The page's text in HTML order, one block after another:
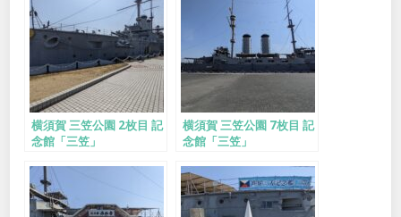
横須賀 三笠公園 2枚目 記
念館「三笠」
横須賀 三笠公園 7枚目 記
念館「三笠」